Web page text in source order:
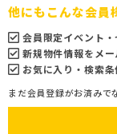
他にもこんな会員
会員限定イベント
新規物件情報をメ
お気に入り・検索
まだ会員登録がお済みで